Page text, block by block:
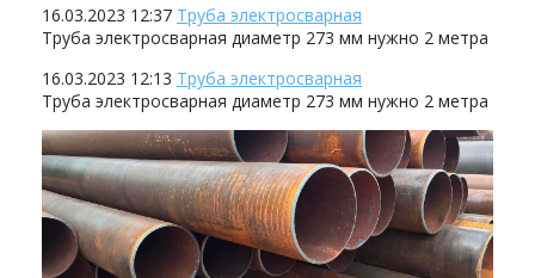
16.03.2023 12:37 Труба электросварная
Труба электросварная диаметр 273 мм нужно 2 метра
16.03.2023 12:13 Труба электросварная
Труба электросварная диаметр 273 мм нужно 2 метра